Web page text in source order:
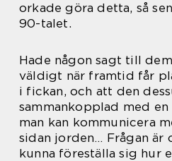
orkade göra detta, så
90-talet.
Hade någon sagt till
väldigt när framtid får
i fickan, och att den
sammankopplad med
man kan kommunicera
sidan jorden… Frågan är
kunna föreställa sig hur